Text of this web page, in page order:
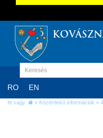
RO EN
Itt vagy: » Közérdekű információk »